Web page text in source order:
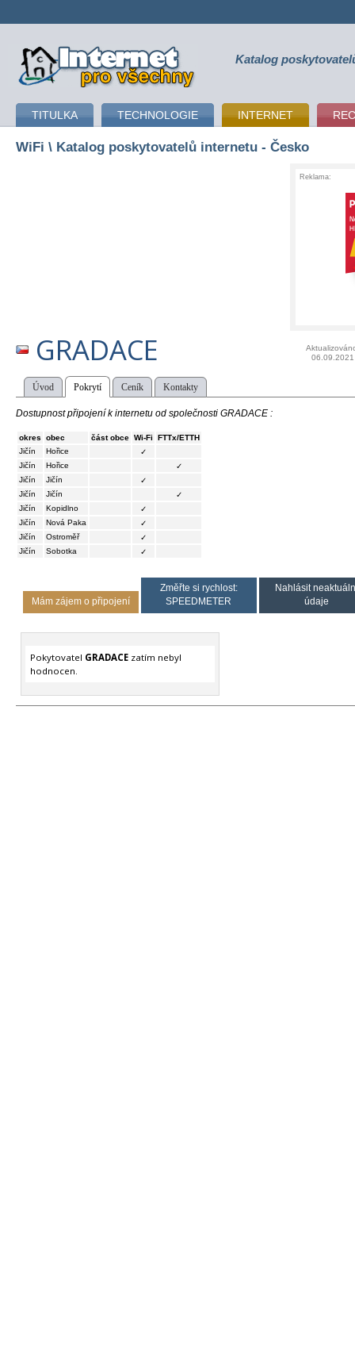
připojení k internetu Katalog
TITULKA TECHNOLOGIE INTERNET
WiFi \ Katalog poskytovatelů internetu - Česko
Reklama:
GRADACE
06.09.2021
Úvod Pokrytí Ceník Kontakty
Dostupnost připojení k internetu od společnosti GRADACE :
okres obec část obce Wi-Fi
FTTx/ETTH
Jičín
Hořice
✓
Jičín
Hořice
✓
Jičín
Jičín
✓
Jičín
Jičín
✓
Jičín
Kopidlno
✓
Jičín
Nová Paka
✓
Jičín
Ostroměř
✓
Jičín
Sobotka ✓
Mám zájem o připojení
Změřte si rychlost:
SPEEDMETER
Nahlásit
údaje
Pokytovatel GRADACE zatím nebyl
hodnocen.